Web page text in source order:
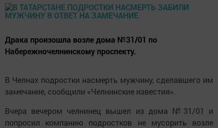
Драка произошла возле дома №31/01 по
Набережночелнинскому проспекту.
В Челнах подростки насмерть мужчину, сделавшего им
замечание, сообщили «Челнинские известия».
Вчера вечером челнинец вышел из дома №31/01 и
попросил компанию подростков не мусорить возле